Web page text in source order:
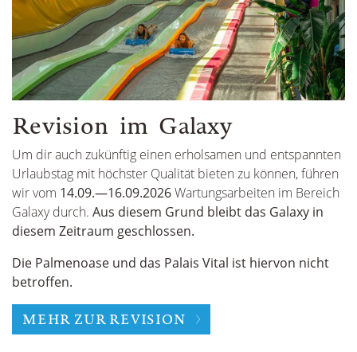
Revision im Galaxy
Um dir auch zukünftig einen erholsamen und entspannten
Urlaubstag mit höchster Qualität bieten zu können, führen
wir vom 14.09.—16.09.2026Wartungsarbeiten im Bereich
Galaxy durch. Aus diesem Grund bleibt das Galaxy in
diesem Zeitraum geschlossen.
Die Palmenoase und das Palais Vital ist hiervon nicht
betroffen.
MEHR ZUR REVISION